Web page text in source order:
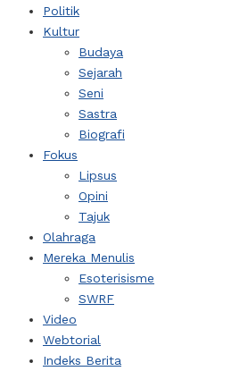
Politik
Kultur
Budaya
Sejarah
Seni
Sastra
Biografi
Fokus
Lipsus
Opini
Tajuk
Olahraga
Mereka Menulis
Esoterisisme
SWRF
Video
Webtorial
Indeks Berita